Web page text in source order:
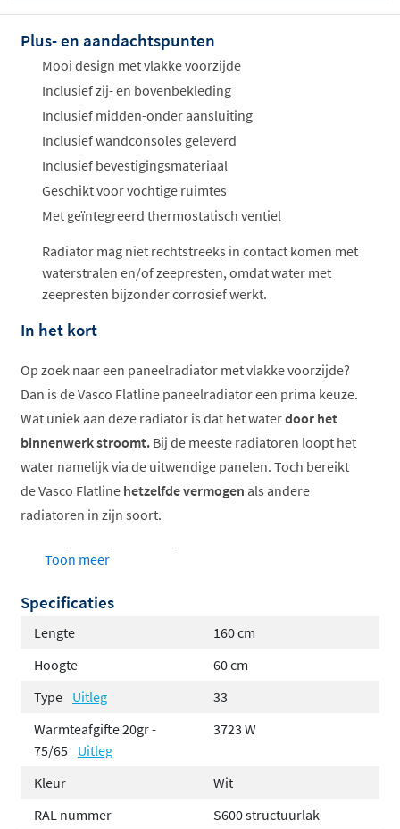
Offertes
ophalen...
Plus- en aandachtspunten
Mooi design met vlakke voorzijde
Inclusief zij- en bovenbekleding
Inclusief midden-onder aansluiting
Inclusief wandconsoles geleverd
Inclusief bevestigingsmateriaal
Geschikt voor vochtige ruimtes
Met geïntegreerd thermostatisch ventiel
Radiator mag niet rechtstreeks in contact komen met
waterstralen en/of zeepresten, omdat water met
zeepresten bijzonder corrosief werkt.
In het kort
Op zoek naar een paneelradiator met vlakke voorzijde?
Dan is de Vasco Flatline paneelradiator een prima keuze.
Wat uniek aan deze radiator is dat het waterdoor het
binnenwerk stroomt. Bij de meeste radiatoren loopt het
water namelijk via de uitwendige panelen. Toch bereikt
de Vasco Flatline hetzelfde vermogen als andere
radiatoren in zijn soort.
De Flatline radiator beschikt over
rechtsonder). Daarnaast wordt de radiator compleet
met
ophangbeugels ventielinsert M30
Superieure warmteafgifte
Praktisch en montagevriendelijk dankzij de
slimme middenaansluiting
Standaard met geïntegreerd ventiel
Hoogwaardige afwerking in witte structuurlak
Toon meer
Specificaties
Lengte
160 cm
Hoogte
60 cm
Type Uitleg
33
Warmteafgifte 20gr -
75/65 Uitleg
3723 W
Kleur
Wit
RAL nummer
S600 structuurlak